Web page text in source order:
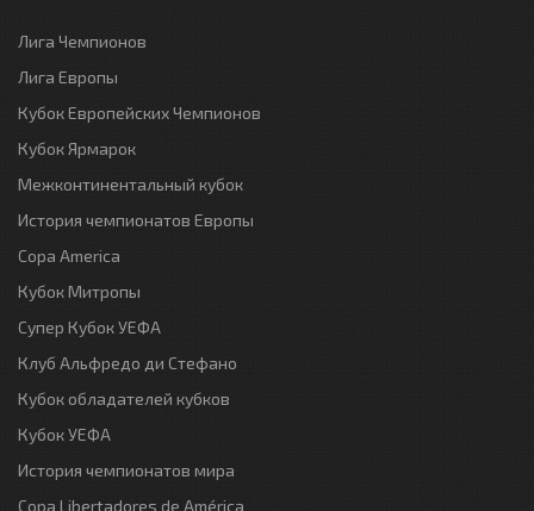
Лига Чемпионов
Лига Европы
Кубок Европейских Чемпионов
Кубок Ярмарок
Межконтинентальный кубок
История чемпионатов Европы
Copa America
Кубок Митропы
Супер Кубок УЕФА
Клуб Альфредо ди Стефано
Кубок обладателей кубков
Кубок УЕФА
История чемпионатов мира
Copa Libertadores de América